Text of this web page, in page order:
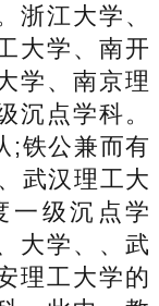
浙江大学、
大学、南开
学、南京理
沉点学科。
;铁公兼而有
武汉理工大
一级沉点学
大学、、武
理工大学的